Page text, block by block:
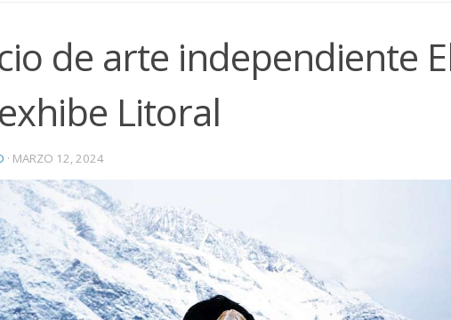
de arte independiente
Litoral
· MARZO 12, 2024